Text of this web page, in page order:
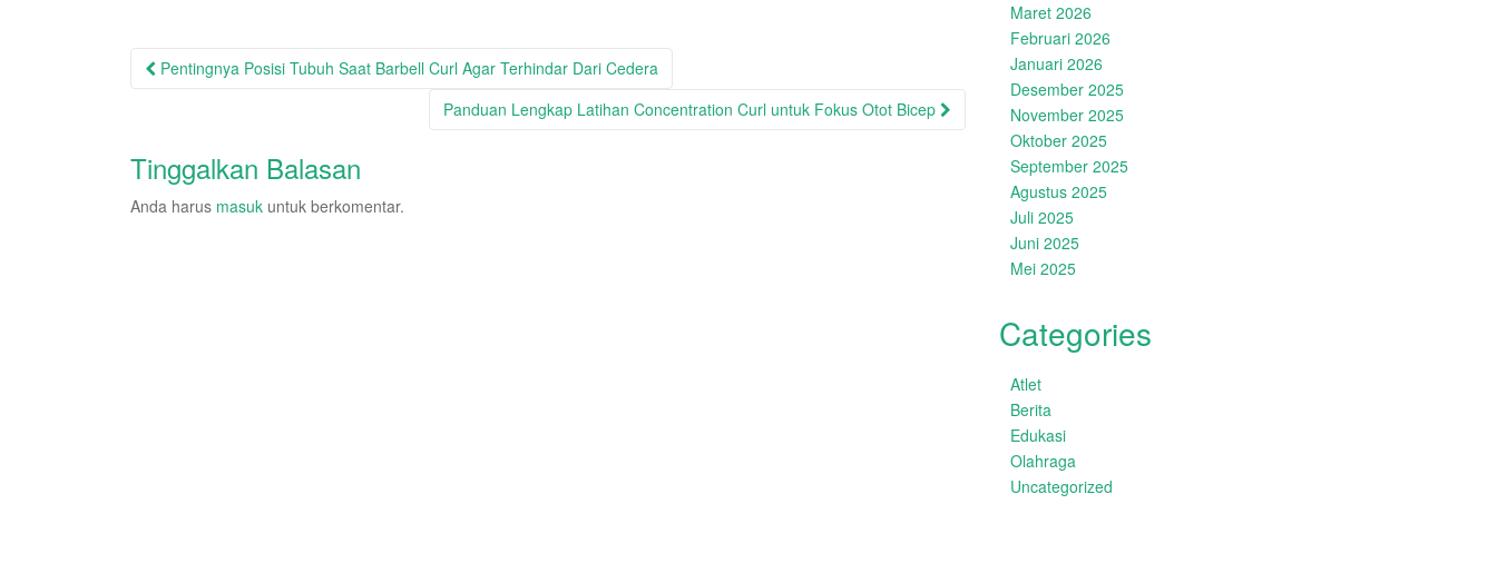
Post
Pentingnya Posisi Tubuh Saat Barbell Curl Agar Terhindar Dari Cedera
Panduan Lengkap Latihan Concentration Curl untuk Fokus Otot Bicep
Tinggalkan Balasan
Anda harus masuk untuk berkomentar.
Maret 2026
Februari 2026
Januari 2026
Desember 2025
November 2025
Oktober 2025
September 2025
Agustus 2025
Juli 2025
Juni 2025
Mei 2025
Categories
Atlet
Berita
Edukasi
Olahraga
Uncategorized